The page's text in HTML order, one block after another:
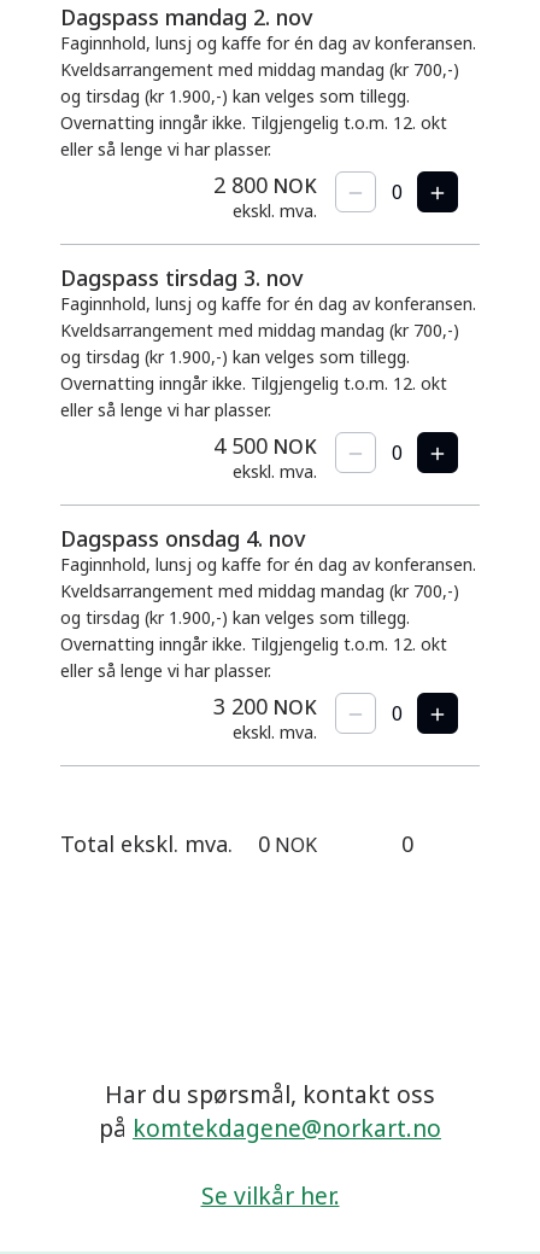
Dagspass mandag 2. nov
Faginnhold, lunsj og kaffe for én dag av konferansen.
Kveldsarrangement med middag mandag (kr 700,-)
og tirsdag (kr 1.900,-) kan velges som tillegg.
Overnatting inngår ikke. Tilgjengelig t.o.m. 12. okt
eller så lenge vi har plasser.
2 800 NOK
ekskl. mva.
Dagspass tirsdag 3. nov
Faginnhold, lunsj og kaffe for én dag av konferansen.
Kveldsarrangement med middag mandag (kr 700,-)
og tirsdag (kr 1.900,-) kan velges som tillegg.
Overnatting inngår ikke. Tilgjengelig t.o.m. 12. okt
eller så lenge vi har plasser.
4 500 NOK
ekskl. mva.
Dagspass onsdag 4. nov
Faginnhold, lunsj og kaffe for én dag av konferansen.
Kveldsarrangement med middag mandag (kr 700,-)
og tirsdag (kr 1.900,-) kan velges som tillegg.
Overnatting inngår ikke. Tilgjengelig t.o.m. 12. okt
eller så lenge vi har plasser.
3 200 NOK
ekskl. mva.
Total ekskl. mva. 0 NOK 0
Har du spørsmål, kontakt oss
på komtekdagene@norkart.no
Se vilkår her.